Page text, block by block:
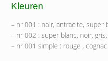
Kleuren
– nr 001 : noir, antracite, super
– nr 002 : super blanc, noir,
– nr 001 simple : rouge ,